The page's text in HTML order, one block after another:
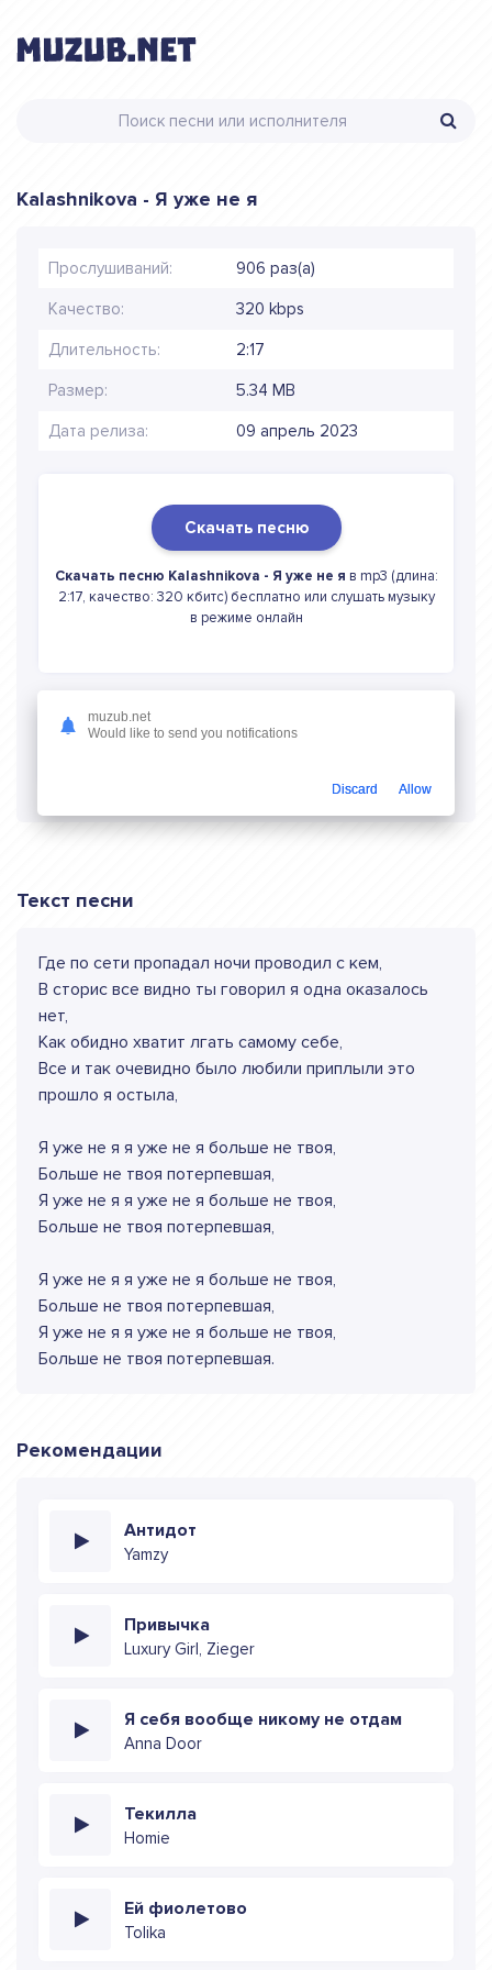
Kalashnikova - Я уже не я
Прослушиваний: 906 раз(а)
Качество: 320 kbps
Длительность: 2:17
Размер: 5.34 MB
Дата релиза: 09 апрель 2023
Скачать песню
Скачать песню Kalashnikova - Я уже не я в mp3 (длина:
2:17, качество: 320 кбитс) бесплатно или слушать музыку
в режиме онлайн
Текст песни
Где по сети пропадал ночи проводил с кем,
В сторис все видно ты говорил я одна оказалось
нет,
Как обидно хватит лгать самому себе,
Все и так очевидно было любили приплыли это
прошло я остыла,
Я уже не я я уже не я больше не твоя,
Больше не твоя потерпевшая,
Я уже не я я уже не я больше не твоя,
Больше не твоя потерпевшая,
Я уже не я я уже не я больше не твоя,
Больше не твоя потерпевшая,
Я уже не я я уже не я больше не твоя,
Больше не твоя потерпевшая.
Рекомендации
Антидот
Yamzy
Привычка
Luxury Girl, Zieger
Я себя вообще никому не отдам
Anna Door
Текилла
Homie
Ей фиолетово
Tolika
muzub.net
Would like to send you notifications
Discard Allow